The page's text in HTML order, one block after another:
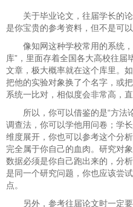
关于毕业论文，往届学长的
是你宝贵的参考资料，但不是可
像知网这种学校常用的系统
库”，里面存着全国各大高校往
文章，极大概率就在这个库里。
把他的实验对象换了个名字，或
系统一比对，相似度会非常高，直
所以，你可以借鉴的是“方法
调查法，你可以学他用问卷；学
维度展开，你也可以参考这个分
完全属于你自己的血肉。研究对
数据必须是你自己跑出来的，分
是同一个研究问题，你也应该尝
点。
另外，参考往届论文时一定